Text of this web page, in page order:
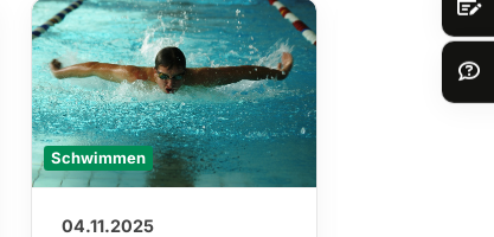
Schwimmen
04.11.2025